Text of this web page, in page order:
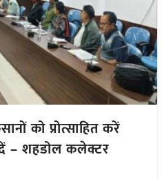
को प्रोत्साहित करें
– शहडोल कलेक्टर